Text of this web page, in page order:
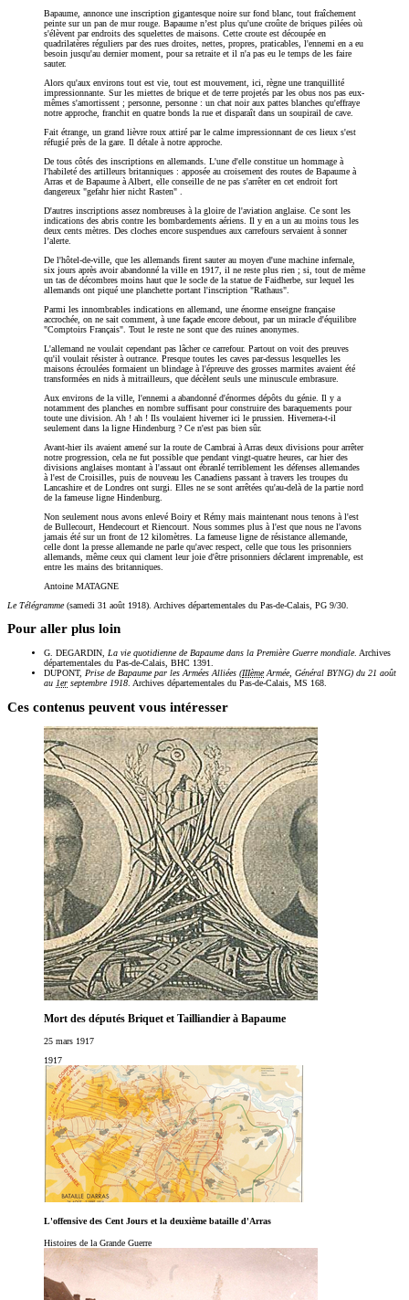
Bapaume, annonce une inscription gigantesque noire sur fond blanc, tout fraîchement
peinte sur un pan de mur rouge. Bapaume n’est plus qu'une croûte de briques pilées où
s'élèvent par endroits des squelettes de maisons. Cette croute est découpée en
quadrilatères réguliers par des rues droites, nettes, propres, praticables, l'ennemi en a eu
besoin jusqu'au dernier moment, pour sa retraite et il n'a pas eu le temps de les faire
sauter.
Alors qu'aux environs tout est vie, tout est mouvement, ici, règne une tranquillité
impressionnante. Sur les miettes de brique et de terre projetés par les obus nos pas eux-
mêmes s'amortissent ; personne, personne : un chat noir aux pattes blanches qu'effraye
notre approche, franchit en quatre bonds la rue et disparaît dans un soupirail de cave.
Fait étrange, un grand lièvre roux attiré par le calme impressionnant de ces lieux s'est
réfugié près de la gare. Il détale à notre approche.
De tous côtés des inscriptions en allemands. L'une d'elle constitue un hommage à
l'habileté des artilleurs britanniques : apposée au croisement des routes de Bapaume à
Arras et de Bapaume à Albert, elle conseille de ne pas s'arrêter en cet endroit fort
dangereux
gefahr hier nicht Rasten
D'autres inscriptions assez nombreuses à la gloire de l'aviation anglaise. Ce sont les
indications des abris contre les bombardements aériens. Il y en a un au moins tous les
deux cents mètres. Des cloches encore suspendues aux carrefours servaient à sonner
l’alerte.
De l'hôtel-de-ville, que les allemands firent sauter au moyen d'une machine infernale,
six jours après avoir abandonné la ville en 1917, il ne reste plus rien ; si, tout de même
un tas de décombres moins haut que le socle de la statue de Faidherbe, sur lequel les
allemands ont piqué une planchette portant l'inscription "Rathaus".
Parmi les innombrables indications en allemand, une énorme enseigne française
accrochée, on ne sait comment, à une façade encore debout, par un miracle d'équilibre
"Comptoirs Français". Tout le reste ne sont que des ruines anonymes.
L'allemand ne voulait cependant pas lâcher ce carrefour. Partout on voit des preuves
qu'il voulait résister à outrance. Presque toutes les caves par-dessus lesquelles les
maisons écroulées formaient un blindage à l'épreuve des grosses marmites avaient été
transformées en nids à mitrailleurs, que décèlent seuls une minuscule embrasure.
Aux environs de la ville, l'ennemi a abandonné d'énormes dépôts du génie. Il y a
notamment des planches en nombre suffisant pour construire des baraquements pour
toute une division. Ah ! ah ! Ils voulaient hiverner ici le prussien. Hivernera-t-il
seulement dans la ligne Hindenburg ? Ce n'est pas bien sûr.
Avant-hier ils avaient amené sur la route de Cambrai à Arras deux divisions pour arrêter
notre progression, cela ne fut possible que pendant vingt-quatre heures, car hier des
divisions anglaises montant à l'assaut ont ébranlé terriblement les défenses allemandes
à l'est de Croisilles, puis de nouveau les Canadiens passant à travers les troupes du
Lancashire et de Londres ont surgi. Elles ne se sont arrêtées qu'au-delà de la partie nord
de la fameuse ligne Hindenburg.
Non seulement nous avons enlevé Boiry et Rémy mais maintenant nous tenons à l'est
de Bullecourt, Hendecourt et Riencourt. Nous sommes plus à l'est que nous ne l'avons
jamais été sur un front de 12 kilomètres. La fameuse ligne de résistance allemande,
celle dont la presse allemande ne parle qu'avec respect, celle que tous les prisonniers
allemands, même ceux qui clament leur joie d'être prisonniers déclarent imprenable, est
entre les mains des britanniques.
Antoine MATAGNE
Le Télégramme(samedi 31 août 1918). Archives départementales du Pas-de-Calais, PG 9/30.
Pour aller plus loin
G. DEGARDIN, La vie quotidienne de Bapaume dans la Première Guerre mondiale. Archives
départementales du Pas-de-Calais, BHC 1391.
DUPONT, Prise de Bapaume par les Armées Alliées (IIIèmeArmée, Général BYNG) du 21 août
au 1er septembre 1918. Archives départementales du Pas-de-Calais, MS 168.
Ces contenus peuvent vous intéresser
Mort des députés Briquet et Tailliandier à Bapaume
25 mars 1917
1917
L'offensive des Cent Jours et la deuxième bataille d'Arras
Histoires de la Grande Guerre